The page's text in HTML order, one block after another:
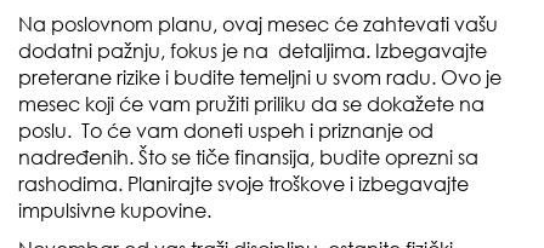
Na poslovnom planu, ovaj mesec će zahtevati vašu
dodatni pažnju, fokus je na detaljima. Izbegavajte
preterane rizike i budite temeljni u svom radu. Ovo je
mesec koji će vam pružiti priliku da se dokažete na
poslu. To će vam doneti uspeh i priznanje od
nadređenih. Što se tiče finansija, budite oprezni sa
rashodima. Planirajte svoje troškove i izbegavajte
impulsivne kupovine.